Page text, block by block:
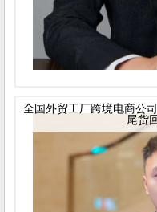
全国外贸工厂跨境电商公
尾货